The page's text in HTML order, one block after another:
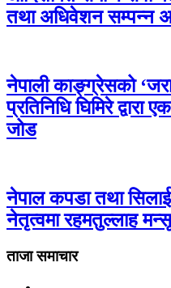
तथा अधिवेशन सम्पन्न
नेपाली काङ्ग्रेसको ‘जरा
प्रतिनिधि घिमिरे
जोड
नेपाल कपडा तथा सिलाई
नेतृत्वमा रहमतुल्लाह
ताजा समाचार